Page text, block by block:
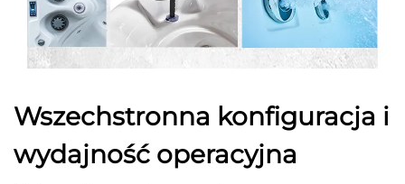
Wszechstronna konfiguracja i
wydajność operacyjna